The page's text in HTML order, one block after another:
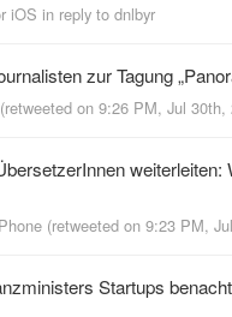
iΟS in reply to dnlbyr
zur Tagung
(retweeted on 9:26 PM, Jul 30th,
(retweeted on 9:23 PM,
Startups